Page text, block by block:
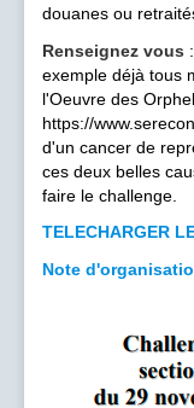
douanes ou
Renseignez vous
exemple déjà tous
l'Oeuvre des
https://
d'un cancer de
ces deux belles
faire le challenge.
TELECHARGER
Note